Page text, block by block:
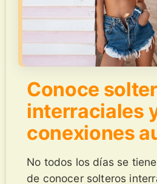
Conoce
interraciales
conexiones
No todos los días se
de conocer solteros